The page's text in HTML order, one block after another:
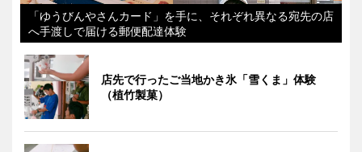
「ゆうびんやさんカード」を手に、それぞれ異なる宛先の店
へ手渡しで届ける郵便配達体験
店先で行ったご当地かき氷「雪くま」体験
（植竹製菓）